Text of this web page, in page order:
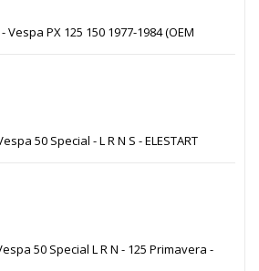
PX 125 150 1977-1984 (OEM
50 Special - L R N S - ELESTART
50 Special L R N - 125 Primavera -